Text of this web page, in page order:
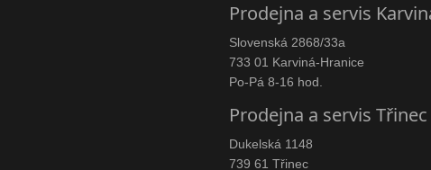
Prodejna a servis
Slovenská 2868/33a
733 01 Karviná-Hranice
Po-Pá 8-16 hod.
Prodejna a servis Třinec
Dukelská 1148
739 61 Třinec